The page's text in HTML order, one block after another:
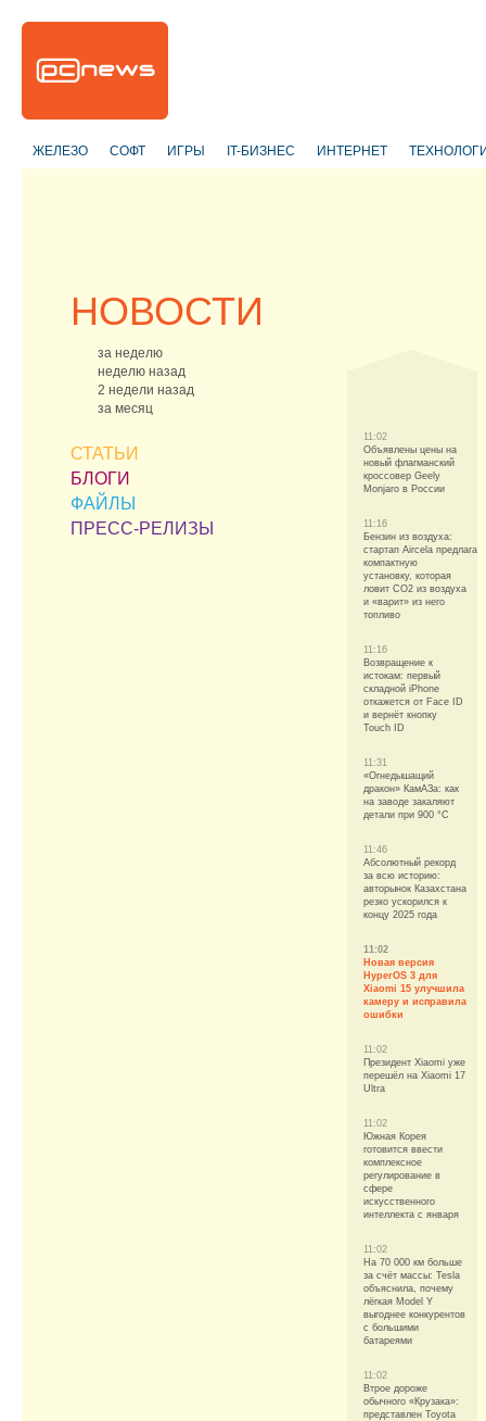
ЖЕЛЕЗО СОФТ ИГРЫ IT-БИЗНЕС ИНТЕРНЕТ
НОВОСТИ
за неделю
неделю назад
2 недели назад
за месяц
СТАТЬИ
БЛОГИ
ФАЙЛЫ
ПРЕСС-РЕЛИЗЫ
11:02
Объявлены цены на
новый флагманский
кроссовер Geely
Monjaro в России
11:16
Бензин из воздуха:
стартап Aircela предлагает
компактную
установку, которая
ловит CO2 из воздуха
и «варит» из него
топливо
11:16
Возвращение к
истокам: первый
складной iPhone
откажется от Face ID
и вернёт кнопку
Touch ID
11:31
«Огнедышащий
дракон» КамАЗа: как
на заводе закаляют
детали при 900 °C
11:46
Абсолютный рекорд
за всю историю:
авторынок Казахстана
резко ускорился к
концу 2025 года
11:02
Новая версия
HyperOS 3 для
Xiaomi 15 улучшила
камеру и исправила
ошибки
11:02
Президент Xiaomi уже
перешёл на Xiaomi 17
Ultra
11:02
Южная Корея
готовится ввести
комплексное
регулирование в
сфере
искусственного
интеллекта с января
11:02
На 70 000 км больше
за счёт массы: Tesla
объяснила, почему
лёгкая Model Y
выгоднее конкурентов
с большими
батареями
11:02
Втрое дороже
обычного «Крузака»:
представлен Toyota